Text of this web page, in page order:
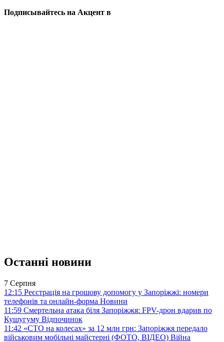
Подписывайтесь на Акцент в
Останні новини
7 Серпня
12:15 Реєстрація на грошову допомогу у Запоріжжі: номери
телефонів та онлайн-форма Новини
11:59 Смертельна атака біля Запоріжжя: FPV-дрон вдарив по
Кушугуму Відпочинок
11:42 «СТО на колесах» за 12 млн грн: Запоріжжя передало
військовим мобільні майстерні (ФОТО, ВІДЕО) Війна